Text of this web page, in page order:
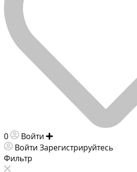
0 Войти
Войти Зарегистрируйтесь
Фильтр